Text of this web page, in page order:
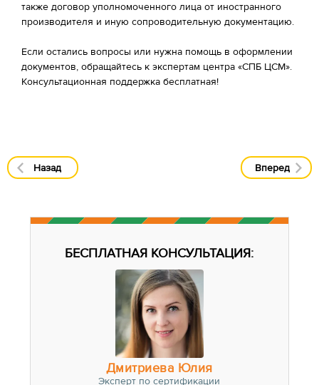
также договор уполномоченного лица от иностранного
производителя и иную сопроводительную документацию.
Если остались вопросы или нужна помощь в оформлении
документов, обращайтесь к экспертам центра «СПБ ЦСМ».
Консультационная поддержка бесплатная!
Назад Вперед
БЕСПЛАТНАЯ КОНСУЛЬТАЦИЯ:
Дмитриева Юлия
Эксперт по сертификации